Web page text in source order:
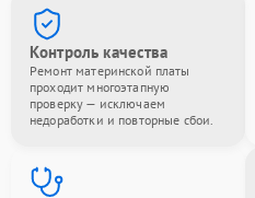
Контроль качества
Ремонт материнской платы
проходит многоэтапную
проверку — исключаем
недоработки и повторные сбои.